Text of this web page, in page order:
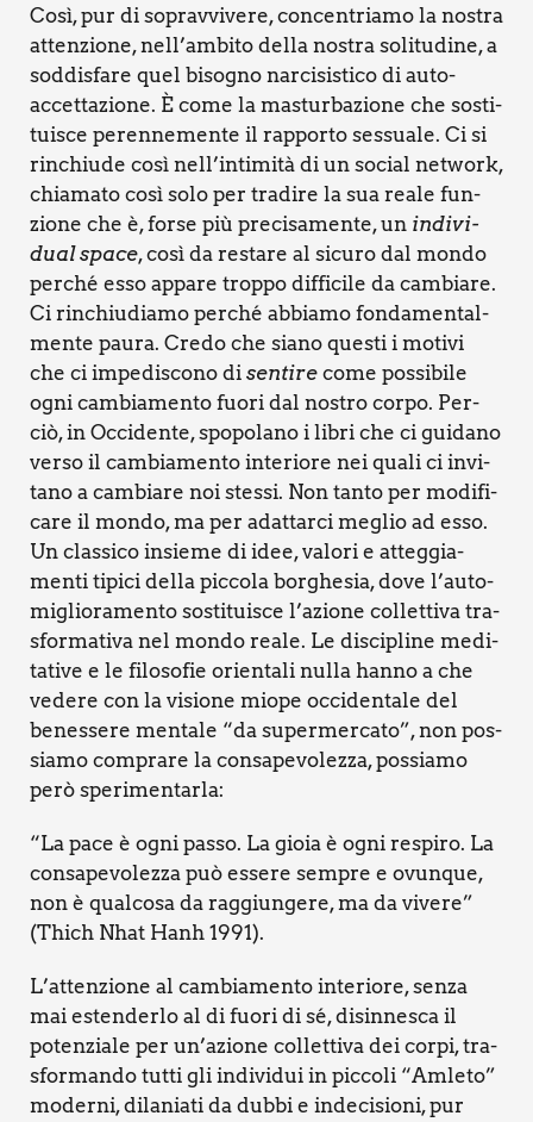
Così, pur di soprav­vi­ve­re, con­cen­tria­mo la nostra
atten­zio­ne, nell’ambito del­la nostra soli­tu­di­ne, a
sod­di­sfa­re quel biso­gno nar­ci­si­sti­co di auto-
accet­ta­zio­ne. È come la mastur­ba­zio­ne che sosti­
tui­sce peren­ne­men­te il rap­por­to ses­sua­le. Ci si
rin­chiu­de così nell’intimità di un social net­work,
chia­ma­to così solo per tra­di­re la sua rea­le fun­
zio­ne che è, for­se più pre­ci­sa­men­te, un indi­vi­
dual spa­ce, così da resta­re al sicu­ro dal mon­do
per­ché esso appa­re trop­po dif­fi­ci­le da cam­bia­re.
Ci rin­chiu­dia­mo per­ché abbia­mo fon­da­men­tal­
men­te pau­ra. Cre­do che sia­no que­sti i moti­vi
che ci impe­di­sco­no di sen­ti­re come pos­si­bi­le
ogni cam­bia­men­to fuo­ri dal nostro cor­po. Per­
ciò, in Occi­den­te, spo­po­la­no i libri che ci gui­da­no
ver­so il cam­bia­men­to inte­rio­re nei qua­li ci invi­
ta­no a cam­bia­re noi stes­si. Non tan­to per modi­fi­
ca­re il mon­do, ma per adat­tar­ci meglio ad esso.
Un clas­si­co insie­me di idee, valo­ri e atteg­gia­
men­ti tipi­ci del­la pic­co­la bor­ghe­sia, dove l’auto-
miglioramento sosti­tui­sce l’azione col­let­ti­va tra­
sfor­ma­ti­va nel mon­do rea­le. Le disci­pli­ne medi­
ta­ti­ve e le filo­so­fie orien­ta­li nul­la han­no a che
vede­re con la visio­ne mio­pe occi­den­ta­le del
benes­se­re men­ta­le “da super­mer­ca­to”, non pos­
sia­mo com­pra­re la con­sa­pe­vo­lez­za, pos­sia­mo
però spe­ri­men­tar­la:
“La pace è ogni pas­so. La gio­ia è ogni respi­ro. La
con­sa­pe­vo­lez­za può esse­re sem­pre e ovun­que,
non è qual­co­sa da rag­giun­ge­re, ma da vive­re”
(Thich Nhat Hanh 1991).
L’at­ten­zio­ne al cam­bia­men­to inte­rio­re, sen­za
mai esten­der­lo al di fuo­ri di sé, disin­ne­sca il
poten­zia­le per un’a­zio­ne col­let­ti­va dei cor­pi, tra­
sfor­man­do tut­ti gli indi­vi­dui in pic­co­li “Amle­to”
moder­ni, dila­nia­ti da dub­bi e inde­ci­sio­ni, pur